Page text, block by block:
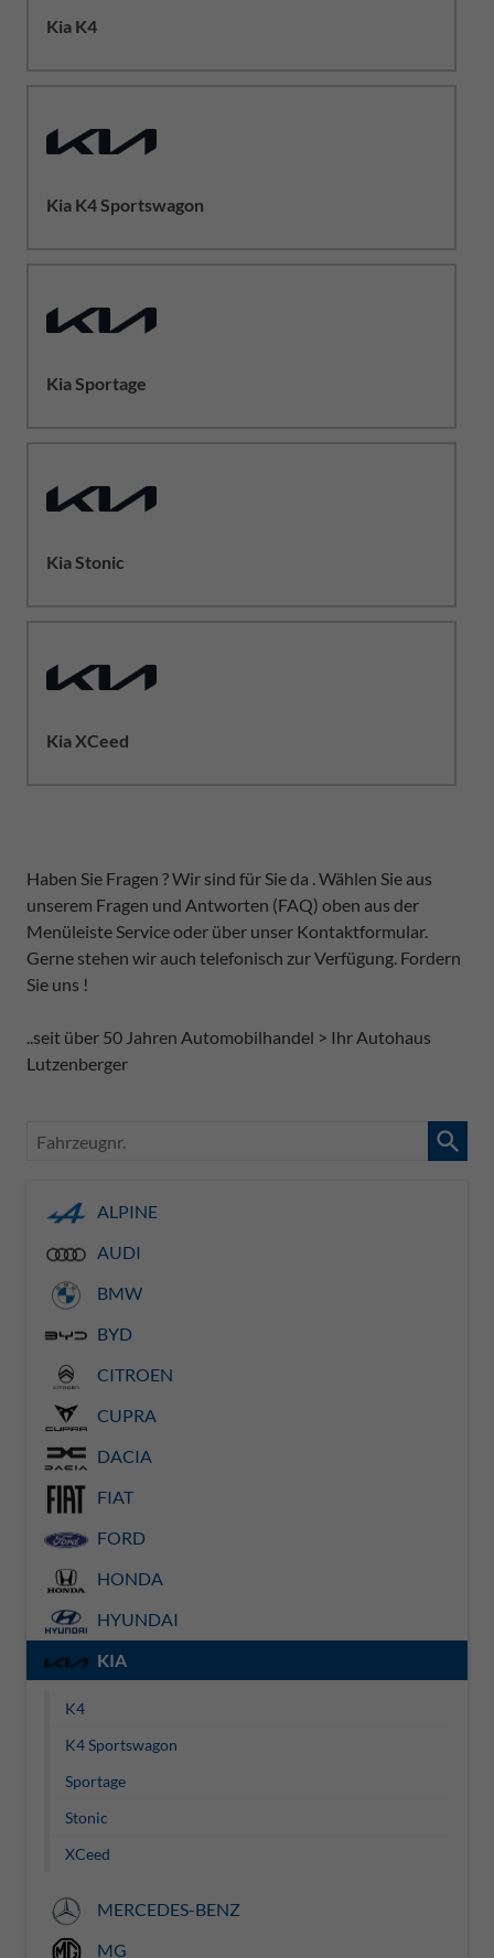
Kia K4
Kia K4 Sportswagon
Kia Sportage
Kia Stonic
Kia XCeed
Haben Sie Fragen ? Wir sind für Sie da . Wählen Sie aus
unserem Fragen und Antworten (FAQ) oben aus der
Menüleiste Service oder über unser Kontaktformular.
Gerne stehen wir auch telefonisch zur Verfügung. Fordern
Sie uns !
..seit über 50 Jahren Automobilhandel > Ihr Autohaus
Lutzenberger
Fahrzeugnr.
ALPINE
AUDI
BMW
BYD
CITROEN
CUPRA
DACIA
FIAT
FORD
HONDA
HYUNDAI
KIA
K4
K4 Sportswagon
Sportage
Stonic
XCeed
MERCEDES-BENZ
MG